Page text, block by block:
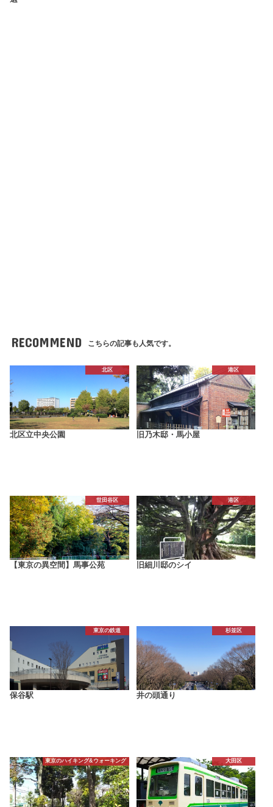
RECOMMEND こちらの記事も人気です。
北区
北区立中央公園
港区
旧乃木邸・馬小屋
世田谷区
【東京の異空間】馬事公苑
港区
旧細川邸のシイ
東京の鉄道
保谷駅
杉並区
井の頭通り
東京のハイキング&ウォーキング 大田区